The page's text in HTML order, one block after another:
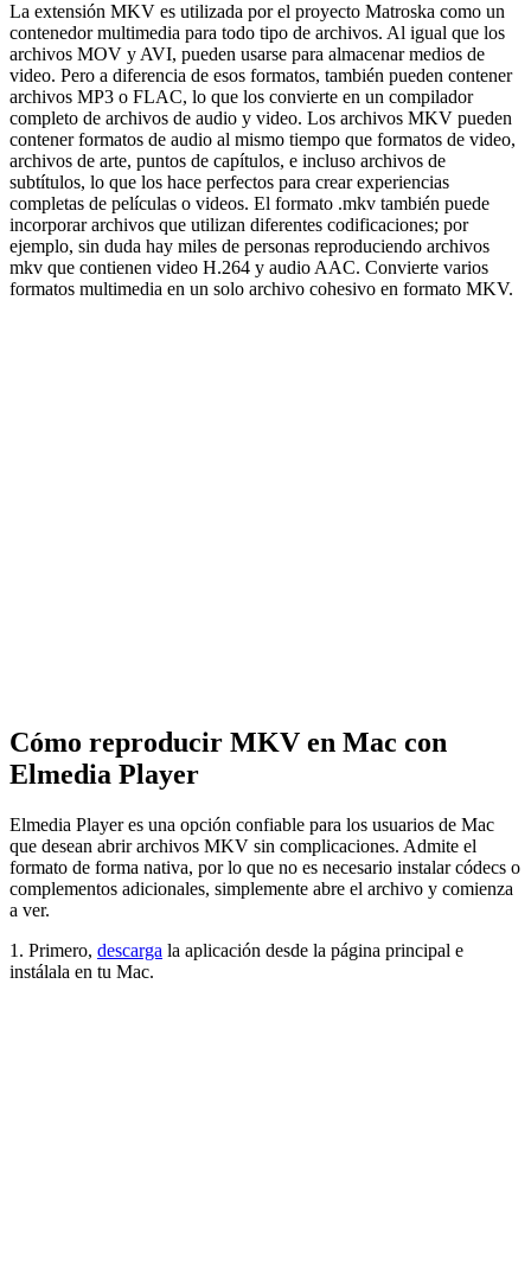
La extensión MKV es utilizada por el proyecto Matroska como un
contenedor multimedia para todo tipo de archivos. Al igual que los
archivos MOV y AVI, pueden usarse para almacenar medios de
video. Pero a diferencia de esos formatos, también pueden contener
archivos MP3 o FLAC, lo que los convierte en un compilador
completo de archivos de audio y video. Los archivos MKV pueden
contener formatos de audio al mismo tiempo que formatos de video,
archivos de arte, puntos de capítulos, e incluso archivos de
subtítulos, lo que los hace perfectos para crear experiencias
completas de películas o videos. El formato .mkv también puede
incorporar archivos que utilizan diferentes codificaciones; por
ejemplo, sin duda hay miles de personas reproduciendo archivos
mkv que contienen video H.264 y audio AAC. Convierte varios
formatos multimedia en un solo archivo cohesivo en formato MKV.
Cómo reproducir MKV en Mac con
Elmedia Player
Elmedia Player es una opción confiable para los usuarios de Mac
que desean abrir archivos MKV sin complicaciones. Admite el
formato de forma nativa, por lo que no es necesario instalar códecs o
complementos adicionales, simplemente abre el archivo y comienza
a ver.
1. Primero, descarga la aplicación desde la página principal e
instálala en tu Mac.